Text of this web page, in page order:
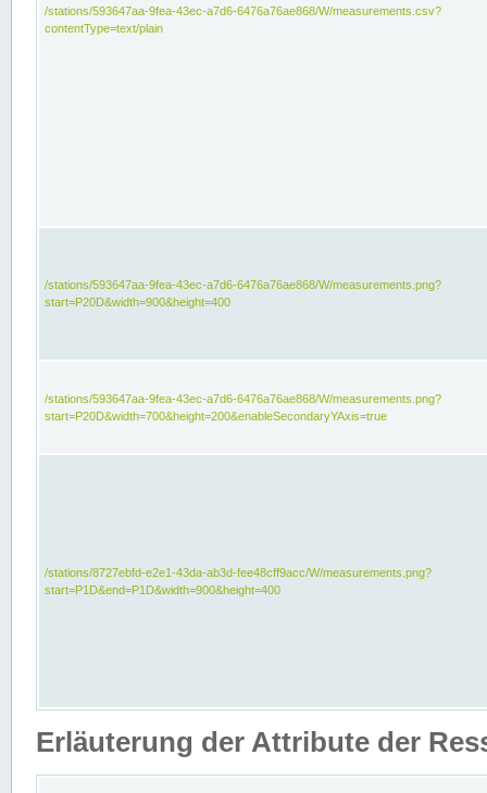
/stations/593647aa-9fea-43ec-a7d6-6476a76ae868/W/measurements.csv?
contentType=text/plain
/stations/593647aa-9fea-43ec-a7d6-6476a76ae868/W/measurements.png?
start=P20D&width=900&height=400
/stations/593647aa-9fea-43ec-a7d6-6476a76ae868/W/measurements.png?
start=P20D&width=700&height=200&enableSecondaryYAxis=true
/stations/8727ebfd-e2e1-43da-ab3d-fee48cff9acc/W/measurements.png?
start=P1D&end=P1D&width=900&height=400
Erläuterung der Attribute der